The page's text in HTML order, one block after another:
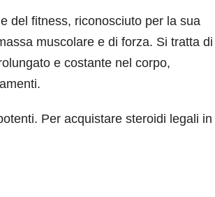
del fitness, riconosciuto per la sua
muscolare e di forza. Si tratta di
e costante nel corpo,
Per acquistare steroidi legali in